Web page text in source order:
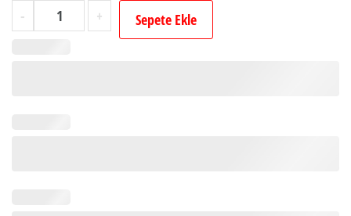
-
İsimli
Söz
+ Sepete Ekle